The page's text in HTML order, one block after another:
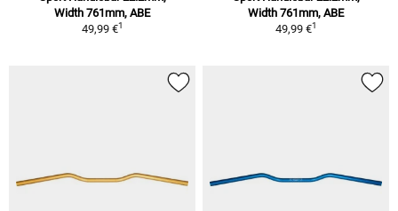
Width 761mm, ABE
49,99 €1
Width 761mm, ABE
49,99 €1